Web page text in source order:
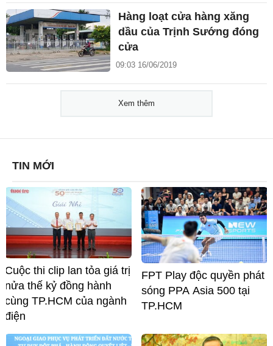
Hàng loạt cửa hàng xăng
dầu của Trịnh Sướng đóng
cửa
09:03 16/06/2019
Xem thêm
TIN MỚI
Cuộc thi clip lan tỏa giá trị
nửa thế kỷ đồng hành
cùng TP.HCM của ngành
điện
FPT Play độc quyền phát
sóng PPA Asia 500 tại
TP.HCM